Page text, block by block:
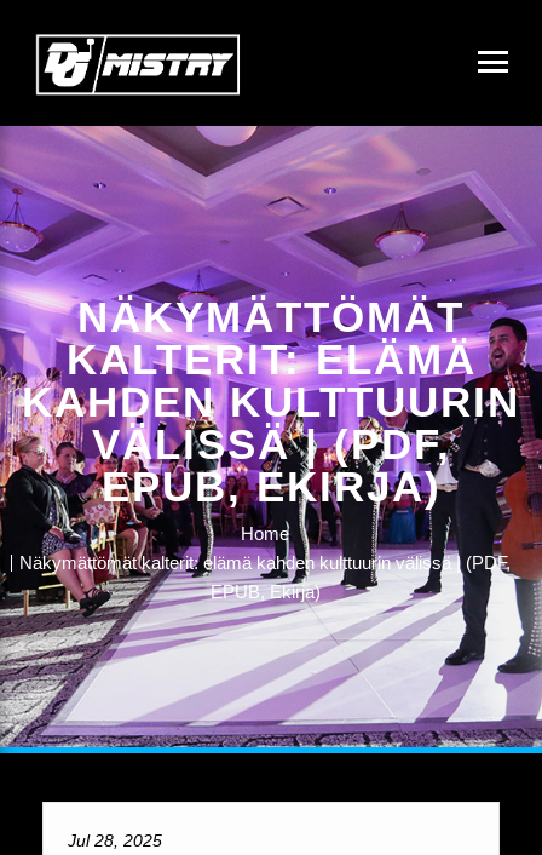
NÄKYMÄTTÖMÄT
KALTERIT: ELÄMÄ
KAHDEN KULTTUURIN
VÄLISSÄ | (PDF,
EPUB, EKIRJA)
Home
Näkymättömät kalterit: elämä kahden kulttuurin välissä | (PDF,
EPUB, Ekirja)
Jul 28, 2025